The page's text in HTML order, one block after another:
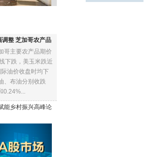
调整 芝加哥农产品
哥主要农产品期价
下跌，美玉米跌近
油价收盘时均下
、布油分别收跌
0.24%...
能乡村振兴高峰论